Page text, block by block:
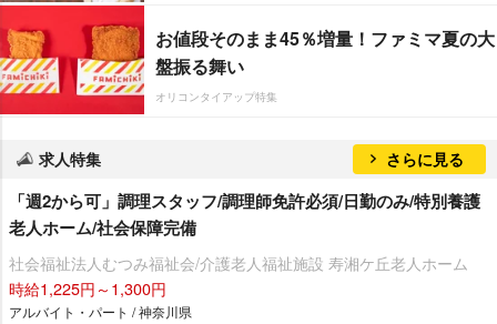
お値段そのまま45％増量！ファミマ夏の大
盤振る舞い
オリコンタイアップ特集
求人特集 さらに見る
「週2から可」調理スタッフ/調理師免許必須/日勤のみ/特別養護
老人ホーム/社会保障完備
社会福祉法人むつみ福祉会/介護老人福祉施設 寿湘ケ丘老人ホーム
時給1,225円～1,300円
アルバイト・パート / 神奈川県